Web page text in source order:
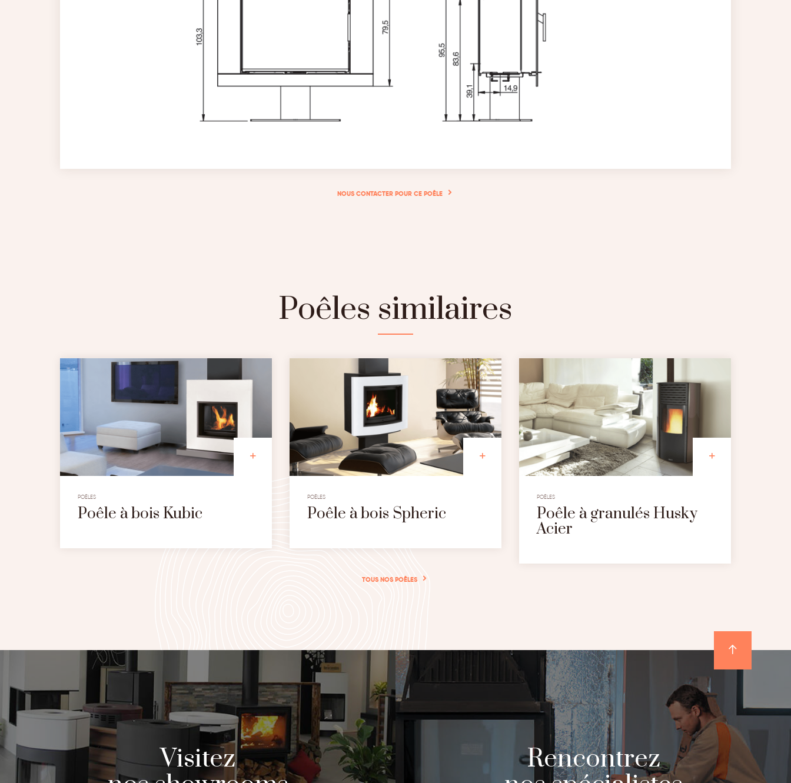
NOUS CONTACTER POUR CE POÊLE
Poêles similaires
POÊLES
Poêle à bois Kubic
POÊLES
Poêle à bois Spheric
POÊLES
Poêle à granulés Husky
Acier
TOUS NOS POÊLES
Visitez
Rencontrez